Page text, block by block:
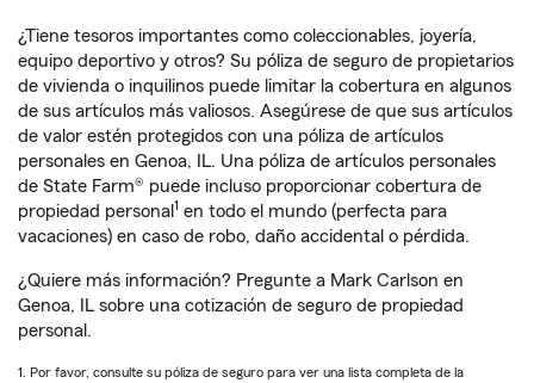
¿Tiene tesoros importantes como coleccionables, joyería,
equipo deportivo y otros? Su póliza de seguro de propietarios
de vivienda o inquilinos puede limitar la cobertura en algunos
de sus artículos más valiosos. Asegúrese de que sus artículos
de valor estén protegidos con una póliza de artículos
personales en Genoa, IL. Una póliza de artículos personales
de State Farm® puede incluso proporcionar cobertura de
propiedad personal 1 en todo el mundo (perfecta para
vacaciones) en caso de robo, daño accidental o pérdida.
¿Quiere más información? Pregunte a Mark Carlson en
Genoa, IL sobre una cotización de seguro de propiedad
personal.
1. Por favor, consulte su póliza de seguro para ver una lista completa de la